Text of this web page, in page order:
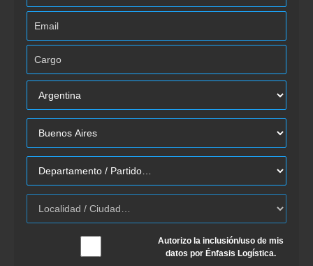
Autorizo la inclusión/uso de mis
datos por Énfasis Logística.